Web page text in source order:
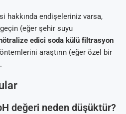
hakkında endişeleriniz varsa,
(eğer şehir suyu
edici soda külü filtrasyon
araştırın (eğer özel bir
değeri neden düşüktür?